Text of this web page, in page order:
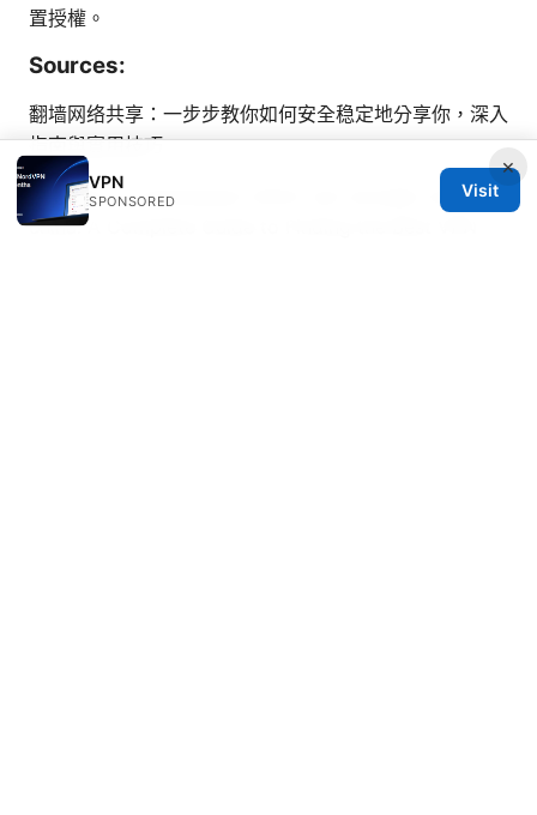
置授權。
Sources:
翻墙网络共享：一步步教你如何安全稳定地分享你，深入
指南與實用技巧
Nordvpn vs expressvpn which vpn actually works in
china: A Complete Guide to Finding the Best VPN
×
VPN
SPONSORED
Visit